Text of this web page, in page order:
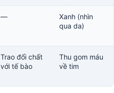
—
Xanh (nhìn
qua da)
Trao đổi chất
với tế bào
Thu gom máu
về tim